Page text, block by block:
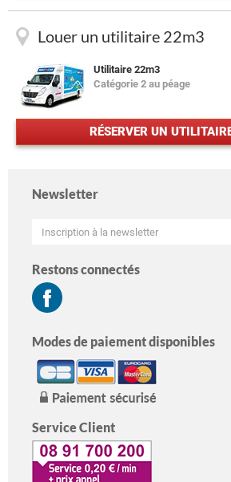
Louer un utilitaire 22m3
Utilitaire 22m3
Catégorie 2 au péage
RÉSERVER UN
Newsletter
Restons connectés
Modes de paiement disponibles
Service Client